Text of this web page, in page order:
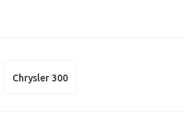
Chrysler 300